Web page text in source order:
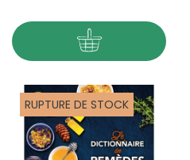
RUPTURE DE STOCK